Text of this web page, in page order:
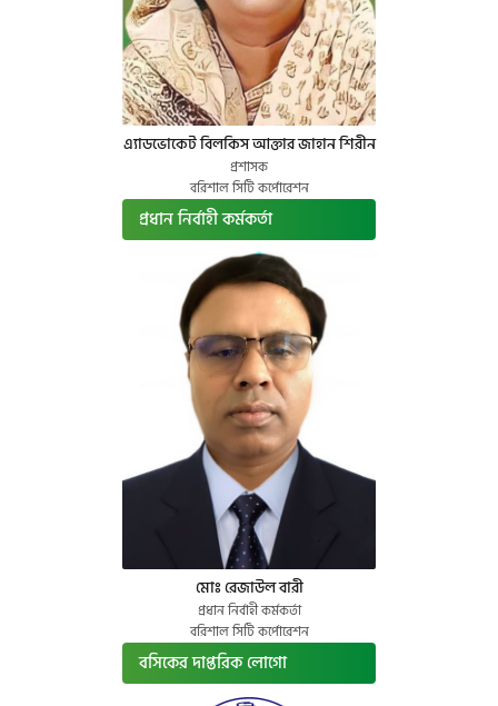
এ্যাডভোকেট বিলকিস আক্তার জাহান শিরীন
প্রশাসক
বরিশাল সিটি কর্পোরেশন
প্রধান নির্বাহী কর্মকর্তা
মোঃ রেজাউল বারী
প্রধান নির্বাহী কর্মকর্তা
বরিশাল সিটি কর্পোরেশন
বসিকের দাপ্তরিক লোগো